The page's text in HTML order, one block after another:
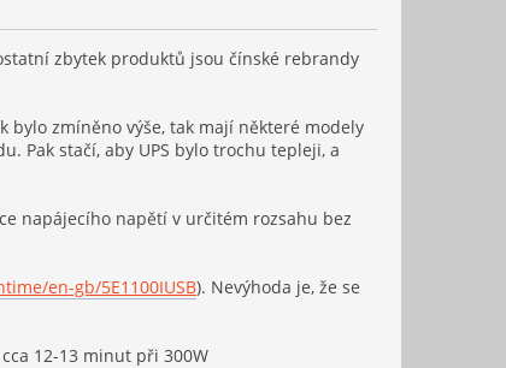
zbytek produktů jsou čínské rebrandy
bylo zmíněno výše, tak mají některé modely
Pak stačí, aby UPS bylo trochu tepleji, a
napájecího napětí v určitém rozsahu bez
en-gb/5E1100IUSB). Nevýhoda je, že se
12-13 minut při 300W